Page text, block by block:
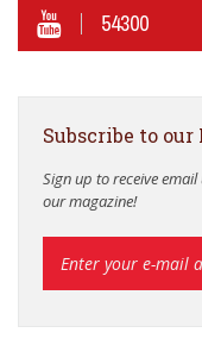
54300
Subscribe to
Sign up to receive
our magazine!